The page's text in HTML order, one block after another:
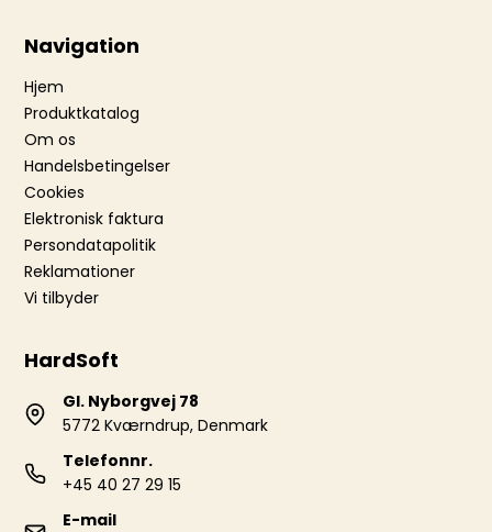
Navigation
Hjem
Produktkatalog
Om os
Handelsbetingelser
Cookies
Elektronisk faktura
Persondatapolitik
Reklamationer
Vi tilbyder
HardSoft
Gl. Nyborgvej 78
5772 Kværndrup, Denmark
Telefonnr.
+45 40 27 29 15
E-mail